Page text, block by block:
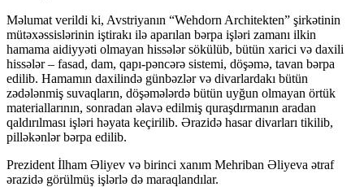
Məlumat verildi ki, Avstriyanın “Wehdorn Architekten” şirkətinin
mütəxəssislərinin iştirakı ilə aparılan bərpa işləri zamanı ilkin
hamama aidiyyəti olmayan hissələr sökülüb, bütün xarici və daxili
hissələr – fasad, dam, qapı-pəncərə sistemi, döşəmə, tavan bərpa
edilib. Hamamın daxilində günbəzlər və divarlardakı bütün
zədələnmiş suvaqların, döşəmələrdə bütün uyğun olmayan örtük
materiallarının, sonradan əlavə edilmiş quraşdırmanın aradan
qaldırılması işləri həyata keçirilib. Ərazidə hasar divarları tikilib,
pilləkənlər bərpa edilib.
Prezident İlham Əliyev və birinci xanım Mehriban Əliyeva ətraf
ərazidə görülmüş işlərlə də maraqlandılar.